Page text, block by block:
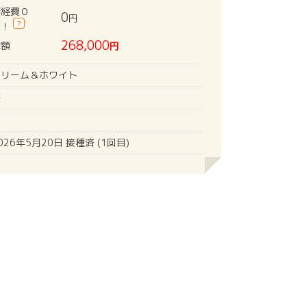
費０
? 0円
268,000円
ーム＆ホワイト
年5月20日 接種済 (1回目)